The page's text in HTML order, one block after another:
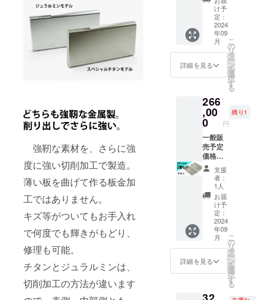
強靭な素材を、さらに強
度に強い切削加工で製造。
薄い板を曲げて作る板金加
工ではありません。
キズ等がついてもお手入れ
で何度でも輝きがもどり、
修理も可能。
チタンとジュラルミンは、
切削加工の方法が違います
刻印な
し」を
お選び
くださ
い。 ※
刻印位
置は下
い 1.
裏面
FACTR
ON刻印
の上
2.表面
上部
3.刻印
なし ※
刻印の
内容は
ご支援
後変更
できま
せん。
※皆様の
ご支援
により
場合、
ご記入
くださ
い（ア
ルファ
ベッ
ト・数
字20文
字以
内。詳
ロジェ
クト
ページ
をご覧
くださ
い。）
※刻印を
入れな
い場合
は「3.
刻印な
し」を
お選び
くださ
い。 ※
刻印位
置は下
記から
お選び
くださ
裏面
刻印位
置をご
選択く
ださ
い。
￥1,650
を上乗
せ支援
してい
ますよ
うお願
いいた
しま
す。 ※
刻印内
容は備
考欄に
ご記入
くださ
い（ア
ルファ
ベッ
ト・数
字20文
字以
内。詳
細はプ
ロジェ
クト
をご覧
名様限
10%off
￥167,2
00（税
込・送
料込）
にて承
す。 材
質：純
チタン
文字刻
印の有
料オプ
ション
サービ
スをご
希望の
場合は
刻印位
置をご
選択く
ださ
い。
￥1,650
を上乗
せ支援
してい
ますよ
け予
定：
2024
年09
月
詳細を見る
こ
の
リ
タ
ー
ン
を
選
択
す
る
266
,00
0 円
残り1
一般販
売予定
価格
￥380,0
00（税
込）
を、 2
名様限
30%off
￥266,0
00（税
込・送
料込）
にて承
す。 材
支援
者：
1人
お届
け予
定：
2024
年09
月
詳細を見る
こ
の
リ
タ
ー
ン
を
選
択
す
る